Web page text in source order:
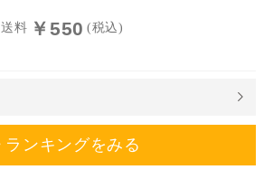
送料 ￥550 (税込)
ランキングをみる